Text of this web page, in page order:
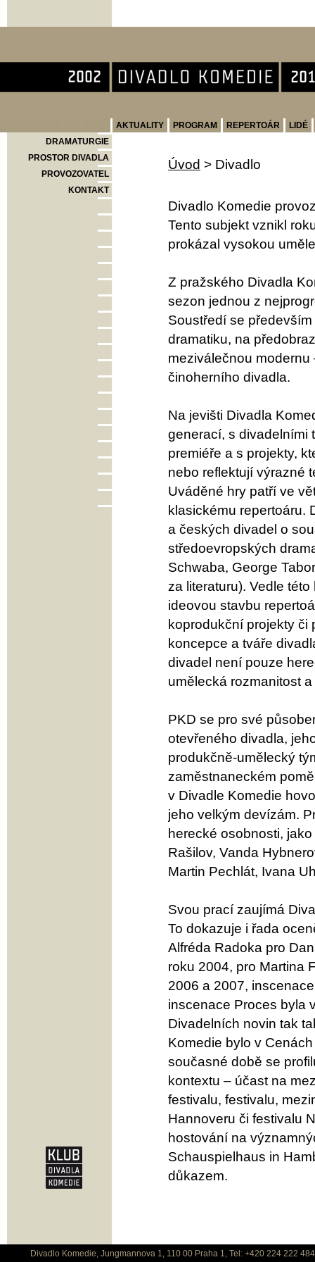
AKTUALITY PROGRAM REPERTOÁR
LIDÉ
DRAMATURGIE
PROSTOR DIVADLA
PROVOZOVATEL
KONTAKT
Úvod > Divadlo
Divadlo Komedie
Tento subjekt vznikl
prokázal vysokou
Z pražského Divadla
sezon jednou z
Soustředí se
dramatiku, na
meziválečnou
činoherního divadla.
Na jevišti Divadla
generací, s divadelními
premiéře a s projekty,
nebo reflektují výrazné
Uváděné hry patří ve
klasickému repertoáru.
a českých divadel o
středoevropských
Schwaba, George
za literaturu). Vedle
ideovou stavbu
koprodukční projekty či
koncepce a tváře
divadel není pouze
umělecká rozmanitost
PKD se pro své
otevřeného divadla,
produkčně-umělecký
zaměstnaneckém
v Divadle Komedie
jeho velkým devízám.
herecké osobnosti,
Rašilov, Vanda
Martin Pechlát, Ivana
Svou prací zaujímá
To dokazuje i řada
Alfréda Radoka pro
roku 2004, pro Martina
2006 a 2007,
inscenace Proces byla
Divadelních novin tak
Komedie bylo v
současné době se
kontextu – účast na
festivalu, festivalu,
Hannoveru či festivalu
hostování na
Schauspielhaus in
důkazem.
Divadlo Komedie, Jungmannova 1, 110 00 Praha 1, Tel: +420 224 222